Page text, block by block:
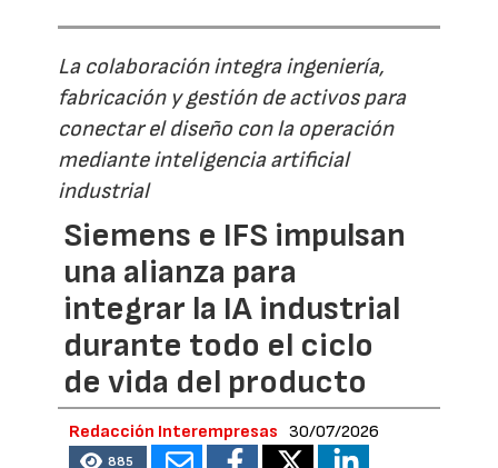
La colaboración integra ingeniería,
fabricación y gestión de activos para
conectar el diseño con la operación
mediante inteligencia artificial
industrial
Siemens e IFS impulsan
una alianza para
integrar la IA industrial
durante todo el ciclo
de vida del producto
Redacción Interempresas 30/07/2026
885